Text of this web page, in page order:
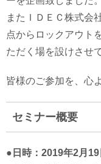
またＩＤＥＣ株式会
点からロックアウト
ただく場を設けさせ
皆様のご参加を、心
セミナー概要
●日時：2019年2月